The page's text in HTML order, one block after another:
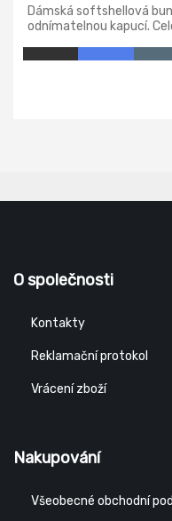
Dámská softshellová
odnímatelnou kapucí.
O společnosti
Kontakty
Reklamační protokol
Vrácení zboží
Nakupování
Všeobecné obchodní